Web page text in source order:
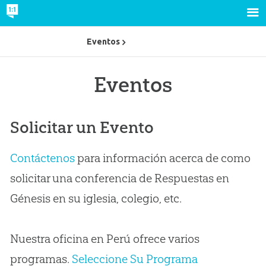
Eventos
Solicitar un Evento
Contáctenospara información acerca de como
solicitar una conferencia de Respuestas en
Génesis en su iglesia, colegio, etc.
Nuestra oficina en Perú ofrece varios
programas. Seleccione Su Programa
Eventos